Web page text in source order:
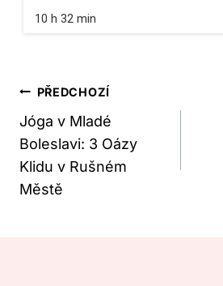
10 h 32 min
Navigace
Pro
Příspěvek
PŘEDCHOZÍ
Jóga v Mladé
Boleslavi: 3 Oázy
Klidu v Rušném
Městě